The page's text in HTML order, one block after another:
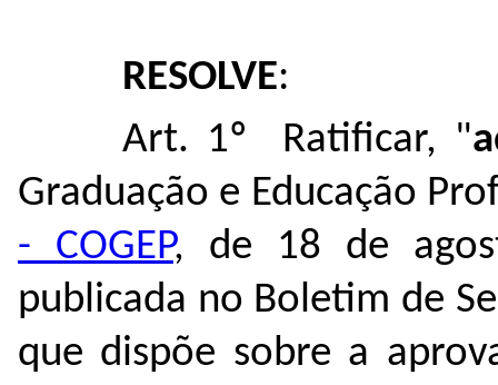
RESOLVE:
Art. 1º Ratificar, "
Graduação e Educação
- COGEP, de 18 de
publicada no Boletim de
que dispõe sobre a